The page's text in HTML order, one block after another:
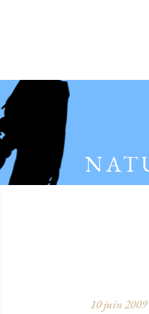
10 juin 2009